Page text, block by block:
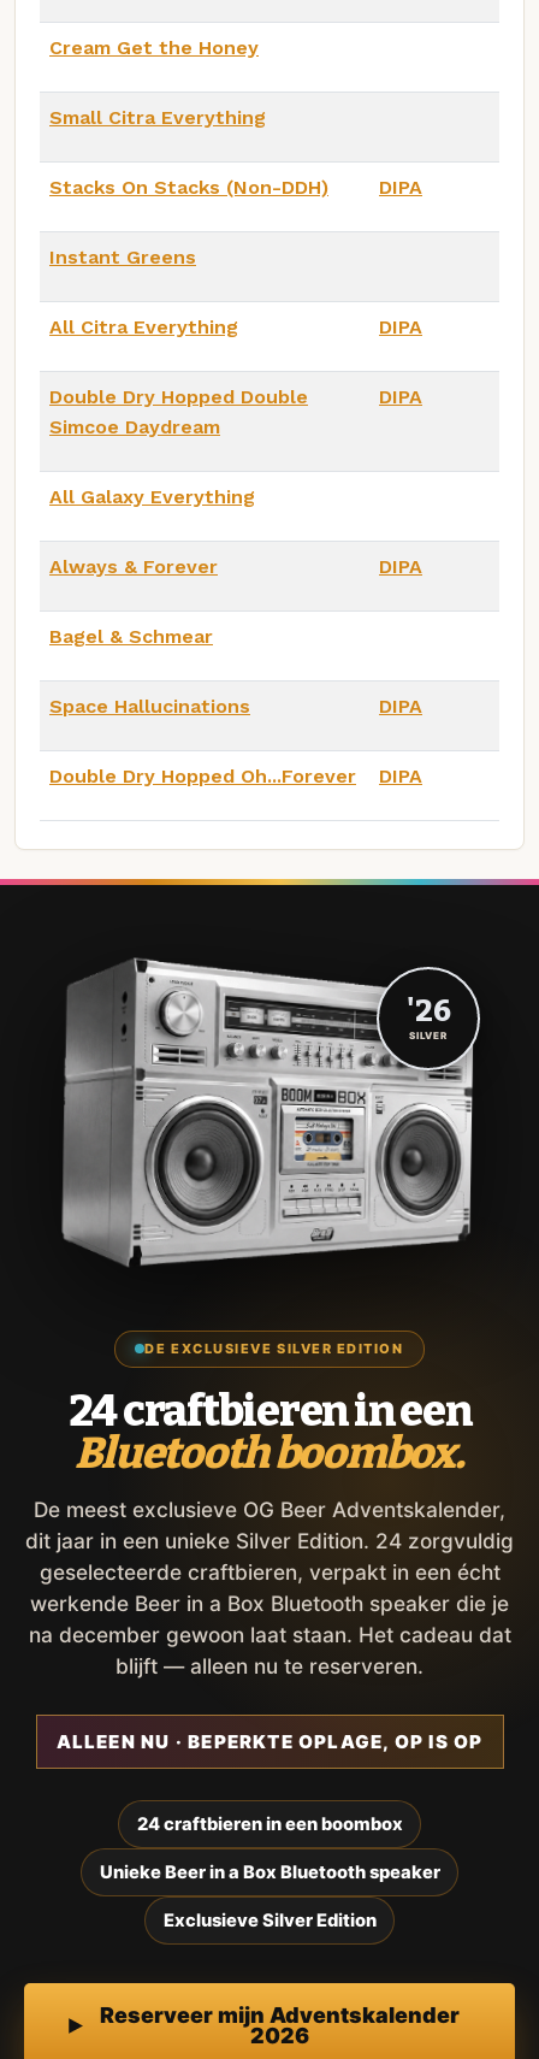
Cream Get the Honey
Small Citra Everything
Stacks On Stacks (Non-DDH) DIPA
Instant Greens
All Citra Everything DIPA
Double Dry Hopped Double
Simcoe Daydream
DIPA
All Galaxy Everything
Always & Forever DIPA
Bagel & Schmear
Space Hallucinations DIPA
Double Dry Hopped Oh...Forever DIPA
DE EXCLUSIEVE SILVER EDITION
24 craftbieren in een
Bluetooth boombox.
De meest exclusieve OG Beer Adventskalender,
dit jaar in een unieke Silver Edition. 24 zorgvuldig
geselecteerde craftbieren, verpakt in een écht
werkende Beer in a Box Bluetooth speaker die je
na december gewoon laat staan. Het cadeau dat
blijft — alleen nu te reserveren.
ALLEEN NU · BEPERKTE OPLAGE, OP IS OP
24 craftbieren in een boombox
Unieke Beer in a Box Bluetooth speaker
Exclusieve Silver Edition
Reserveer mijn Adventskalender
2026
'26
SILVER